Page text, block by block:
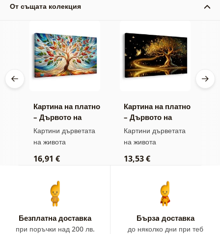
От същата колекция
Картина на платно
– Дървото на
живота във
витраж
Картини дърветата
на живота
16,91 €
Картина на платно
– Дървото на
живота златна
магия
Картини дърветата
на живота
13,53 €
Безплатна доставка
при поръчки над 200 лв.
Бързa доставка
до няколко дни при теб